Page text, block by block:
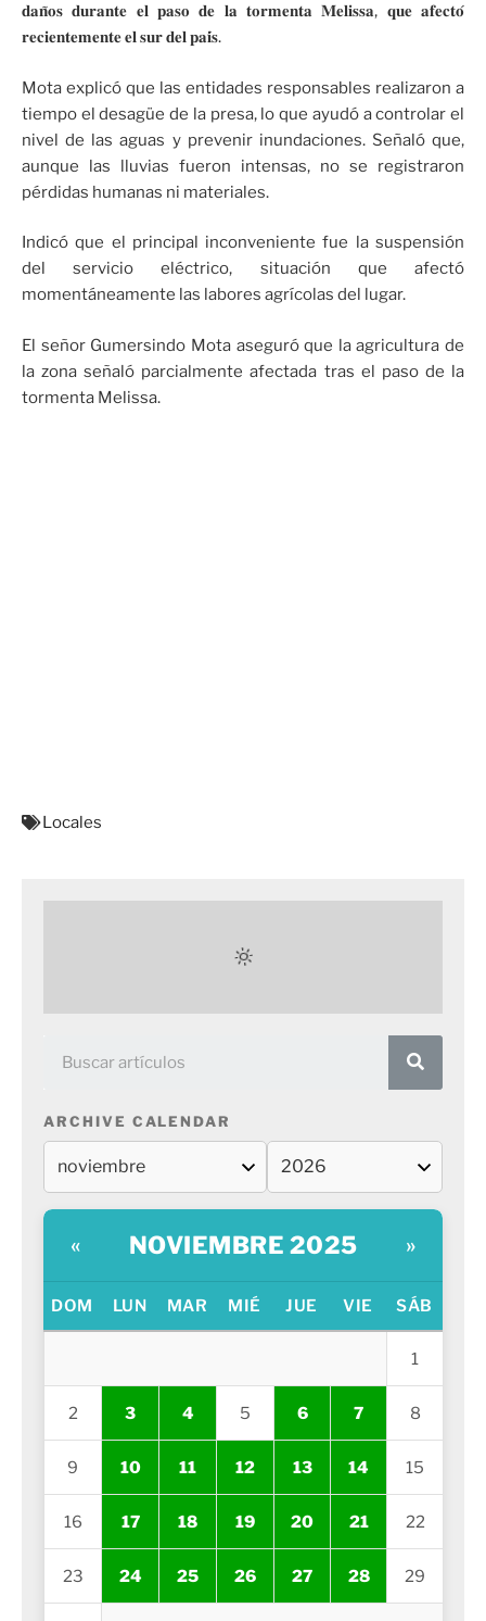
𝐝𝐚𝐧̃𝐨𝐬 𝐝𝐮𝐫𝐚𝐧𝐭𝐞 𝐞𝐥 𝐩𝐚𝐬𝐨 𝐝𝐞 𝐥𝐚 𝐭𝐨𝐫𝐦𝐞𝐧𝐭𝐚 𝐌𝐞𝐥𝐢𝐬𝐬𝐚, 𝐪𝐮𝐞 𝐚𝐟𝐞𝐜𝐭𝐨́
𝐫𝐞𝐜𝐢𝐞𝐧𝐭𝐞𝐦𝐞𝐧𝐭𝐞 𝐞𝐥 𝐬𝐮𝐫 𝐝𝐞𝐥 𝐩𝐚𝐢́𝐬.
Mota explicó que las entidades responsables realizaron a
tiempo el desagüe de la presa, lo que ayudó a controlar el
nivel de las aguas y prevenir inundaciones. Señaló que,
aunque las lluvias fueron intensas, no se registraron
pérdidas humanas ni materiales.
Indicó que el principal inconveniente fue la suspensión
del servicio eléctrico, situación que afectó
momentáneamente las labores agrícolas del lugar.
El señor Gumersindo Mota aseguró que la agricultura de
la zona señaló parcialmente afectada tras el paso de la
tormenta Melissa.
Locales
ARCHIVE CALENDAR
« NOVIEMBRE 2025 »
DOM LUN MAR MIÉ JUE VIE SÁB
1
2 3 4 5 6 7 8
9 10 11 12 13 14 15
16 17 18 19 20 21 22
23 24 25 26 27 28 29